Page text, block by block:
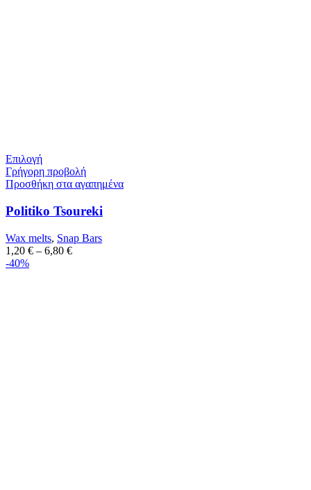
Επιλογή
Γρήγορη προβολή
Προσθήκη στα αγαπημένα
Politiko Tsoureki
Wax melts, Snap Bars
1,20 € – 6,80 €
-40%